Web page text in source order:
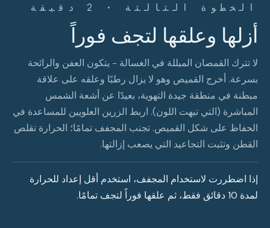
الخطوة الثالثة · 2 دقيقة
أزلها وعلقها لتجف فوراً
لا تترك القمصان المبللة في الغسالة - يتكون العفن والرائحة
بسرعة. أخرج القميص وهو لا يزال رطبًا وعلقه على علاقة
مبطنة في منطقة جيدة التهوية، بعيدًا عن أشعة الشمس
المباشرة (التي تبهت اللون). اربط الزرين العلويين للمساعدة في
الحفاظ على شكل القميص. تجنب المجفف تمامًا؛ الحرارة تقلص
القطن وتثبت التجاعيد التي يصعب إزالتها.
إذا اضطررت لاستخدام المجفف، استخدم أقل إعداد للحرارة
لمدة 10 دقائق فقط، ثم علقها فوراً لتجف تمامًا.